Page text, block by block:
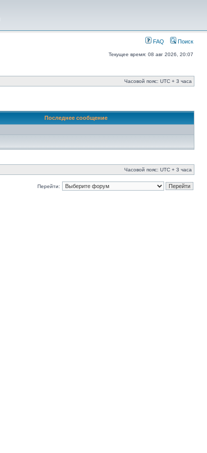
FAQ Поиск
Текущее время: 08 авг 2026, 20:07
Часовой пояс: UTC + 3 часа
Последнее сообщение
Часовой пояс: UTC + 3 часа
Перейти: